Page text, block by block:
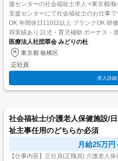
援センターの社会福祉士求人 <東京都/板橋区>賞与3.8ヶ月支給実績 地域包括
支援センターにて社会福祉士のお仕事です <正社員> 住宅
OK 年間休日110日以上 ブランクOK 研
得実績あり 託児・育児補助 ボーナス・
職金あり ...
医療法人社団翠会 みどりの杜
東京都 板橋区
正社員
求人詳細
社会福祉士/介護老人保健施設/
祉主事任用のどちらか必須
月給25万円
【仕事内容】正社員(正職員) 介護老人保健施設(老健) 医療法人杏林会 リハビ